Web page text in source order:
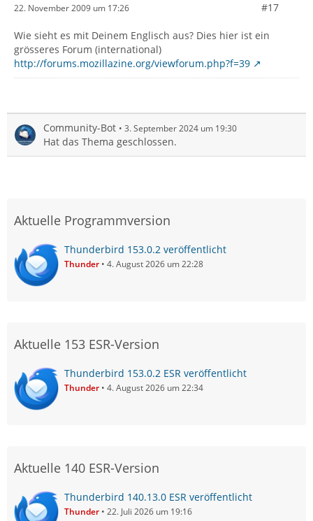
22. November 2009 um 17:26 #17
Wie sieht es mit Deinem Englisch aus? Dies hier ist ein
grösseres Forum (international)
http://forums.mozillazine.org/viewforum.php?f=39
Community-Bot 3. September 2024 um 19:30
Hat das Thema geschlossen.
Aktuelle Programmversion
Thunderbird 153.0.2 veröffentlicht
Thunder 4. August 2026 um 22:28
Aktuelle 153 ESR-Version
Thunderbird 153.0.2 ESR veröffentlicht
Thunder 4. August 2026 um 22:34
Aktuelle 140 ESR-Version
Thunderbird 140.13.0 ESR veröffentlicht
Thunder 22. Juli 2026 um 19:16